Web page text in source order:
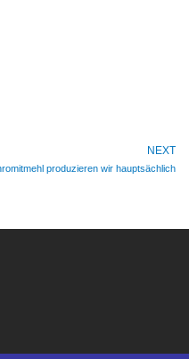
NEXT
produzieren wir hauptsächlich